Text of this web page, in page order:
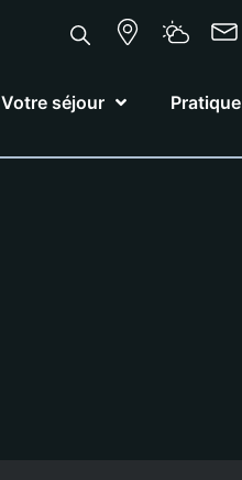
Votre séjour Pratique